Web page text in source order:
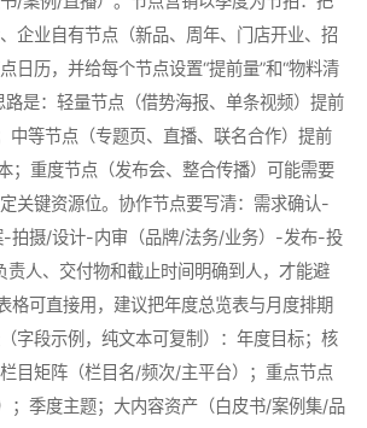
企业自有节点（新品、周年、门店开业、招
日历，并给每个节点设置“提前量”和“物料清
路是：轻量节点（借势海报、单条视频）提前
中等节点（专题页、直播、联名合作）提前
；重度节点（发布会、整合传播）可能需要
关键资源位。协作节点要写清：需求确认-
拍摄/设计-内审（品牌/法务/业务）-发布-投
人、交付物和截止时间明确到人，才能避
格可直接用，建议把年度总览表与月度排期
字段示例，纯文本可复制）：年度目标；核
目矩阵（栏目名/频次/主平台）；重点节点
；季度主题；大内容资产（白皮书/案例集/品